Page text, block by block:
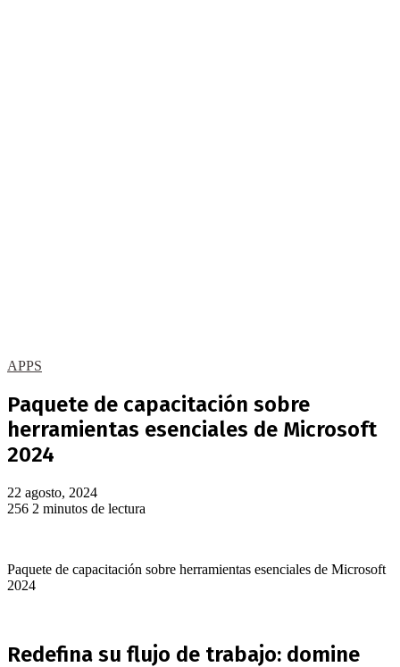
APPS
Paquete de capacitación sobre
herramientas esenciales de Microsoft
2024
22 agosto, 2024
256 2 minutos de lectura
Paquete de capacitación sobre herramientas esenciales de Microsoft
2024
Redefina su flujo de trabajo: domine